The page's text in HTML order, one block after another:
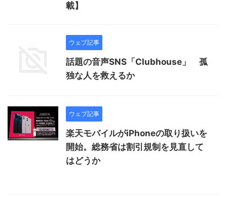
載】
ウェブ記事
話題の音声SNS「Clubhouse」 孤
独な人を救えるか
ウェブ記事
楽天モバイルがiPhoneの取り扱いを
開始。総務省は割引規制を見直して
はどうか